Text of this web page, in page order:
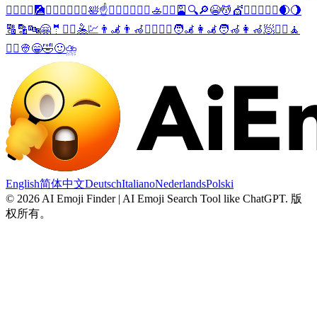
💇‍♂️ ⛹️‍♂️ 🎑💁‍♀️ 🙋‍♀️ 🚣‍♀️🛀☝️👳‍♂️ 💆‍♀️ 💇‍♀️ 🚣⛹️‍♀️ 🎴 🔍🔎😭💆 💇⛹️ 🤽‍♂️ 👳‍♀️🌒🌖
🔠 🔡🔤🤗 🤵 🤽‍♀️🤽💹 👨‍🦼 👨‍🦽 🧖‍♂️ 🧘‍♂️ 🧑‍🦼 👩‍🦼 🧑‍🦽 👩‍🦽🧖🧖‍♀️ 🧘
🧘‍♀️ 👳😁🤣🙂⛈️
English简体中文DeutschItalianoNederlandsPolski
© 2026 AI Emoji Finder | AI Emoji Search Tool like ChatGPT. 版
权所有。